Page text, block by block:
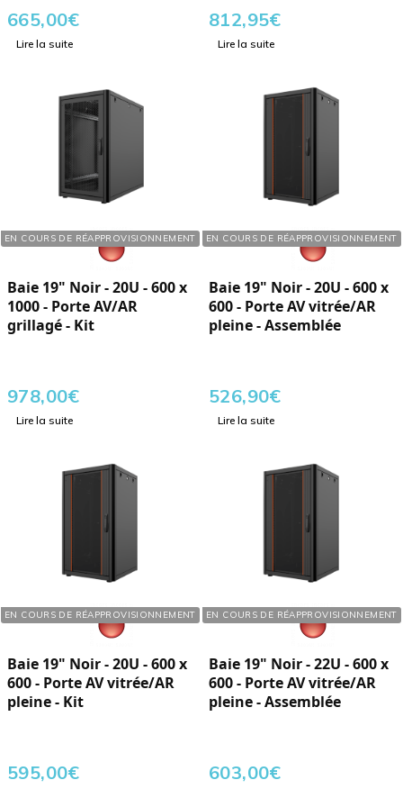
665,00€
Lire la suite
812,95€
Lire la suite
EN COURS DE RÉAPPROVISIONNEMENT
Réf. : 760207
Baie 19" Noir - 20U - 600 x
1000 - Porte AV/AR
grillagé - Kit
978,00€
Lire la suite
EN COURS DE RÉAPPROVISIONNEMENT
Réf. : 760200
Baie 19" Noir - 20U - 600 x
600 - Porte AV vitrée/AR
pleine - Assemblée
526,90€
Lire la suite
EN COURS DE RÉAPPROVISIONNEMENT
Réf. : 760205
Baie 19" Noir - 20U - 600 x
600 - Porte AV vitrée/AR
pleine - Kit
595,00€
EN COURS DE RÉAPPROVISIONNEMENT
Réf. : 760220
Baie 19" Noir - 22U - 600 x
600 - Porte AV vitrée/AR
pleine - Assemblée
603,00€